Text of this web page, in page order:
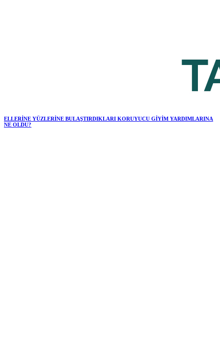
ELLERİNE YÜZLERİNE BULAŞTIRDIKLARI KORUYUCU GİYİM YARDIMLARINA
NE OLDU?